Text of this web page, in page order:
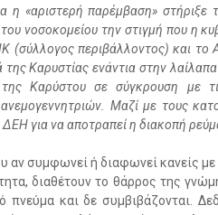
η «αριστερή παρέμβαση»
νοσοκομείου την στιγμή που η
(σύλλογος περιβάλλοντος) και το
της Καρυστίας ενάντια στην
Καρύστου σε σύγκρουση με
Μαζί με τους
για να αποτραπεί η διακοπή
αν συμφωνεί ή διαφωνεί κανείς με
διαθέτουν το θάρρος της
πνεύμα και δε συμβιβάζονται.